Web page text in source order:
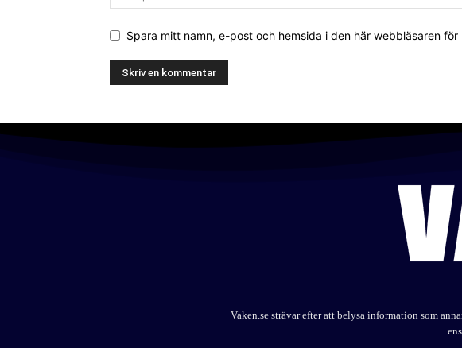
Spara mitt namn, e-post och hemsida i den här webbläsaren
Vaken.se strävar efter att belysa information som